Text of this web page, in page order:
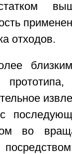
отходов.
во